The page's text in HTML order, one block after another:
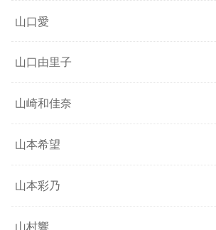
山口愛
山口由里子
山崎和佳奈
山本希望
山本彩乃
山村響